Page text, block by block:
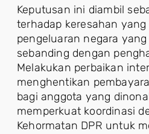
Keputusan ini diambil
terhadap keresahan
pengeluaran negara
sebanding dengan
Melakukan perbaikan
menghentikan
bagi anggota yang
memperkuat koordinasi
Kehormatan DPR untuk